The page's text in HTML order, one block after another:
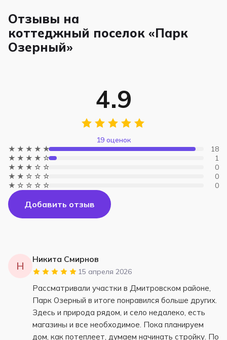
Отзывы на
коттеджный поселок «Парк
Озерный»
4.9
19 оценок
★★★★★
18
★★★★☆
1
★★★☆☆
0
★★☆☆☆
0
★☆☆☆☆
0
Добавить отзыв
Н
Никита Смирнов
15 апреля 2026
Рассматривали участки в Дмитровском районе,
Парк Озерный в итоге понравился больше других.
Здесь и природа рядом, и село недалеко, есть
магазины и все необходимое. Пока планируем
дом, как потеплеет, думаем начинать стройку. По